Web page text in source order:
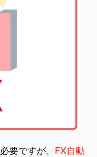
要ですが、 FX自動